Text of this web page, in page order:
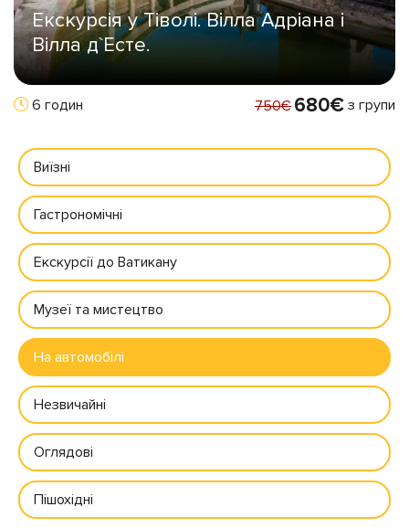
Виїзні
Гастрономічні
Екскурсії до Ватикану
Музеї та мистецтво
На автомобілі
Незвичайні
Оглядові
Пішохідні
Екскурсія у Тіволі. Вілла Адріана і
Вілла д`Есте.
6 годин 750€ 680€з групи